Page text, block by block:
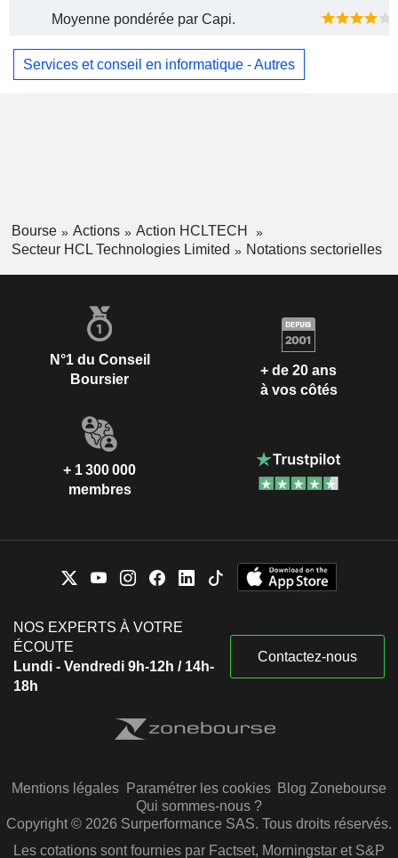
Moyenne pondérée par Capi.
Services et conseil en informatique - Autres
Bourse Actions
Action HCLTECH
Secteur HCL Technologies Limited
Notations sectorielles
N°1 du Conseil
Boursier
+ de 20 ans
à vos côtés
+ 1 300 000
membres
NOS EXPERTS À VOTRE
ÉCOUTE
Lundi - Vendredi 9h-12h / 14h-
18h
Contactez-nous
Mentions légales Paramétrer les cookies Blog Zonebourse
Qui sommes-nous ?
Copyright © 2026 Surperformance SAS. Tous droits réservés.
Les cotations sont fournies par Factset, Morningstar et S&P